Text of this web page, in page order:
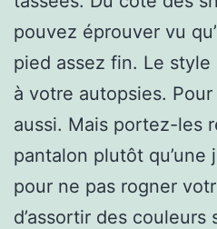
pouvez éprouver vu
pied assez fin. Le
à votre autopsies.
aussi. Mais portez-les
pantalon plutôt
pour ne pas rogner
d’assortir des